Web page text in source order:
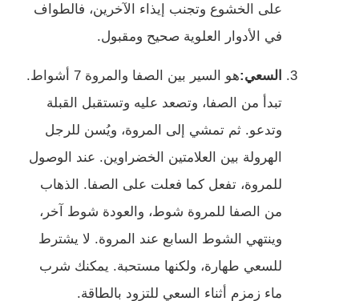
على الخشوع وتجنب إيذاء الآخرين، فالطواف
في الأدوار العلوية صحيح ومقبول.
السعي:
هو السير بين الصفا والمروة 7 أشواط.
تبدأ من الصفا، وتصعد عليه وتستقبل القبلة
وتدعو. ثم تمشي إلى المروة، ويُسن للرجل
الهرولة بين العلامتين الخضراوين. عند الوصول
للمروة، تفعل كما فعلت على الصفا. الذهاب
من الصفا للمروة شوط، والعودة شوط آخر،
وينتهي الشوط السابع عند المروة. لا يشترط
للسعي طهارة، ولكنها مستحبة. يمكنك شرب
ماء زمزم أثناء السعي للتزود بالطاقة.